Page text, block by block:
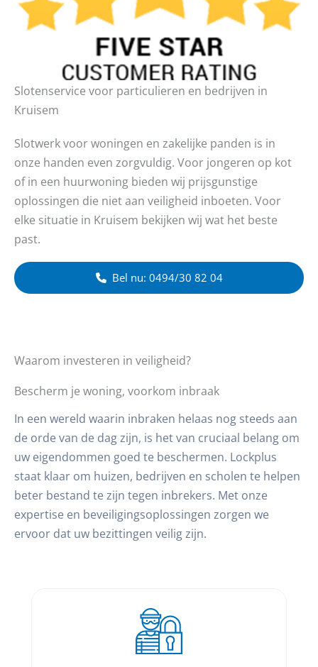
Slotenservice voor particulieren en bedrijven in
Kruisem
Slotwerk voor woningen en zakelijke panden is in
onze handen even zorgvuldig. Voor jongeren op kot
of in een huurwoning bieden wij prijsgunstige
oplossingen die niet aan veiligheid inboeten. Voor
elke situatie in Kruisem bekijken wij wat het beste
past.
Bel nu: 0494/30 82 04
Waarom investeren in veiligheid?
Bescherm je woning, voorkom inbraak
In een wereld waarin inbraken helaas nog steeds aan
de orde van de dag zijn, is het van cruciaal belang om
uw eigendommen goed te beschermen. Lockplus
staat klaar om huizen, bedrijven en scholen te helpen
beter bestand te zijn tegen inbrekers. Met onze
expertise en beveiligingsoplossingen zorgen we
ervoor dat uw bezittingen veilig zijn.